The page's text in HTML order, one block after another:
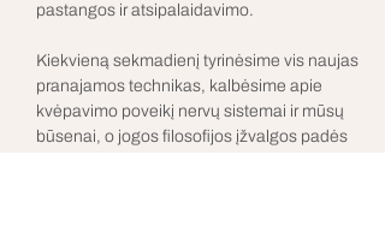
pastangos ir atsipalaidavimo.
Kiekvieną sekmadienį tyrinėsime vis naujas
pranajamos technikas, kalbėsime apie
kvėpavimo poveikį nervų sistemai ir mūsų
būsenai, o jogos filosofijos įžvalgos padės